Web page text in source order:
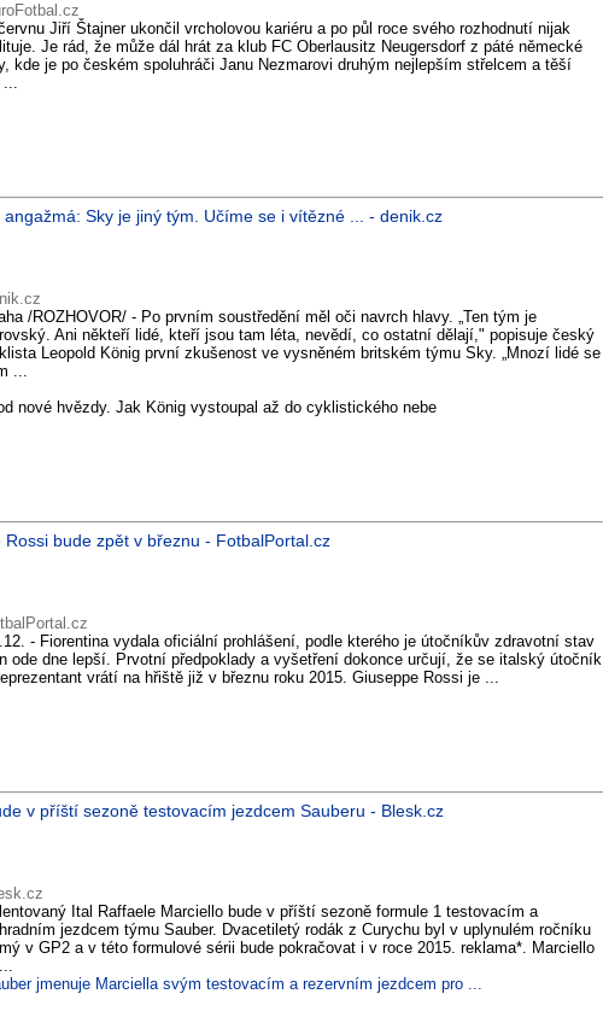
Jiří Štajner ukončil vrcholovou kariéru a po půl roce svého rozhodnutí nijak
Je rád, že může dál hrát za klub FC Oberlausitz Neugersdorf z páté německé
kde je po českém spoluhráči Janu Nezmarovi druhým nejlepším střelcem a těší
...
Sky je jiný tým. Učíme se i vítězné ... - denik.cz
/ROZHOVOR/ - Po prvním soustředění měl oči navrch hlavy. „Ten tým je
Ani někteří lidé, kteří jsou tam léta, nevědí, co ostatní dělají," popisuje český
Leopold König první zkušenost ve vysněném britském týmu Sky. „Mnozí lidé se
...
nové hvězdy. Jak König vystoupal až do cyklistického nebe
Rossi bude zpět v březnu - FotbalPortal.cz
- Fiorentina vydala oficiální prohlášení, podle kterého je útočníkův zdravotní stav
ode dne lepší. Prvotní předpoklady a vyšetření dokonce určují, že se italský útočník
vrátí na hřiště již v březnu roku 2015. Giuseppe Rossi je ...
v příští sezoně testovacím jezdcem Sauberu - Blesk.cz
Ital Raffaele Marciello bude v příští sezoně formule 1 testovacím a
jezdcem týmu Sauber. Dvacetiletý rodák z Curychu byl v uplynulém ročníku
v GP2 a v této formulové sérii bude pokračovat i v roce 2015. reklama*. Marciello
jmenuje Marciella svým testovacím a rezervním jezdcem pro ...